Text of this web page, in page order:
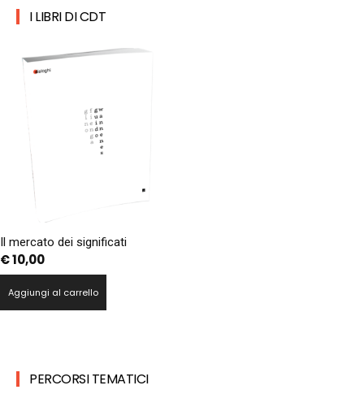
I LIBRI DI CDT
Il mercato dei significati
€10,00
Aggiungi al carrello
PERCORSI TEMATICI